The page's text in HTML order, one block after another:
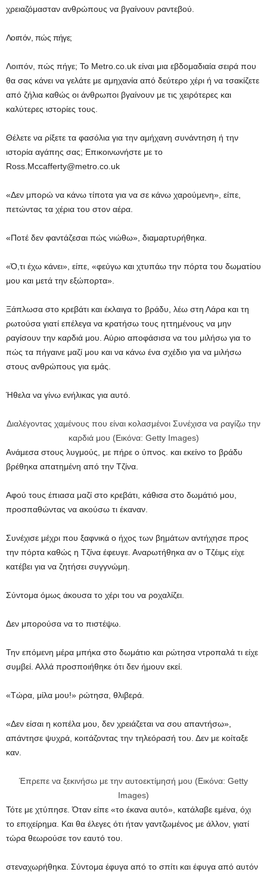
χρειαζόμασταν ανθρώπους να βγαίνουν ραντεβού.
Λοιπόν, πώς πήγε;
Λοιπόν, πώς πήγε; Το Metro.co.uk είναι μια εβδομαδιαία σειρά που
θα σας κάνει να γελάτε με αμηχανία από δεύτερο χέρι ή να τσακίζετε
από ζήλια καθώς οι άνθρωποι βγαίνουν με τις χειρότερες και
καλύτερες ιστορίες τους.
Θέλετε να ρίξετε τα φασόλια για την αμήχανη συνάντηση ή την
ιστορία αγάπης σας; Επικοινωνήστε με το
Ross.Mccafferty@metro.co.uk
«Δεν μπορώ να κάνω τίποτα για να σε κάνω χαρούμενη», είπε,
πετώντας τα χέρια του στον αέρα.
«Ποτέ δεν φαντάζεσαι πώς νιώθω», διαμαρτυρήθηκα.
«Ό,τι έχω κάνει», είπε, «φεύγω και χτυπάω την πόρτα του δωματίου
μου και μετά την εξώπορτα».
Ξάπλωσα στο κρεβάτι και έκλαιγα το βράδυ, λέω στη Λάρα και τη
ρωτούσα γιατί επέλεγα να κρατήσω τους ηττημένους να μην
ραγίσουν την καρδιά μου. Αύριο αποφάσισα να του μιλήσω για το
πώς τα πήγαινε μαζί μου και να κάνω ένα σχέδιο για να μιλήσω
στους ανθρώπους για εμάς.
Ήθελα να γίνω ενήλικας για αυτό.
Διαλέγοντας χαμένους που είναι κολασμένοι Συνέχισα να ραγίζω την
καρδιά μου (Εικόνα: Getty Images)
Ανάμεσα στους λυγμούς, με πήρε ο ύπνος. και εκείνο το βράδυ
βρέθηκα απατημένη από την Τζίνα.
Αφού τους έπιασα μαζί στο κρεβάτι, κάθισα στο δωμάτιό μου,
προσπαθώντας να ακούσω τι έκαναν.
Συνέχισε μέχρι που ξαφνικά ο ήχος των βημάτων αντήχησε προς
την πόρτα καθώς η Τζίνα έφευγε. Αναρωτήθηκα αν ο Τζέιμς είχε
κατέβει για να ζητήσει συγγνώμη.
Σύντομα όμως άκουσα το χέρι του να ροχαλίζει.
Δεν μπορούσα να το πιστέψω.
Την επόμενη μέρα μπήκα στο δωμάτιο και ρώτησα ντροπαλά τι είχε
συμβεί. Αλλά προσποιήθηκε ότι δεν ήμουν εκεί.
«Τώρα, μίλα μου!» ρώτησα, θλιβερά.
«Δεν είσαι η κοπέλα μου, δεν χρειάζεται να σου απαντήσω»,
απάντησε ψυχρά, κοιτάζοντας την τηλεόρασή του. Δεν με κοίταξε
καν.
Έπρεπε να ξεκινήσω με την αυτοεκτίμησή μου (Εικόνα: Getty
Images)
Τότε με χτύπησε. Όταν είπε «το έκανα αυτό», κατάλαβε εμένα, όχι
το επιχείρημα. Και θα έλεγες ότι ήταν γαντζωμένος με άλλον, γιατί
τώρα θεωρούσε τον εαυτό του.
στεναχωρήθηκα. Σύντομα έφυγα από το σπίτι και έφυγα από αυτόν